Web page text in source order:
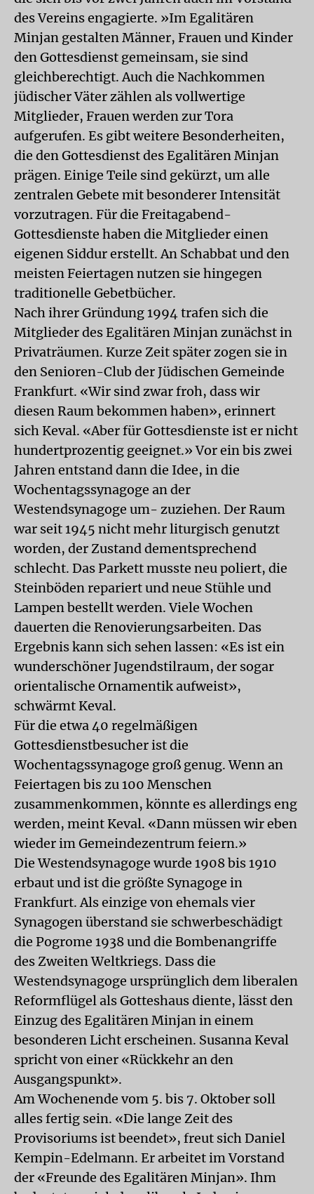
des Vereins engagierte. »Im Egalitären
Minjan gestalten Männer, Frauen und Kinder
den Gottesdienst gemeinsam, sie sind
gleichberechtigt. Auch die Nachkommen
jüdischer Väter zählen als vollwertige
Mitglieder, Frauen werden zur Tora
aufgerufen. Es gibt weitere Besonderheiten,
die den Gottesdienst des Egalitären Minjan
prägen. Einige Teile sind gekürzt, um alle
zentralen Gebete mit besonderer Intensität
vorzutragen. Für die Freitagabend-
Gottesdienste haben die Mitglieder einen
eigenen Siddur erstellt. An Schabbat und den
meisten Feiertagen nutzen sie hingegen
traditionelle Gebetbücher.
Nach ihrer Gründung 1994 trafen sich die
Mitglieder des Egalitären Minjan zunächst in
Privaträumen. Kurze Zeit später zogen sie in
den Senioren-Club der Jüdischen Gemeinde
Frankfurt. «Wir sind zwar froh, dass wir
diesen Raum bekommen haben», erinnert
sich Keval. «Aber für Gottesdienste ist er nicht
hundertprozentig geeignet.» Vor ein bis zwei
Jahren entstand dann die Idee, in die
Wochentagssynagoge an der
Westendsynagoge um- zuziehen. Der Raum
war seit 1945 nicht mehr liturgisch genutzt
worden, der Zustand dementsprechend
schlecht. Das Parkett musste neu poliert, die
Steinböden repariert und neue Stühle und
Lampen bestellt werden. Viele Wochen
dauerten die Renovierungsarbeiten. Das
Ergebnis kann sich sehen lassen: «Es ist ein
wunderschöner Jugendstilraum, der sogar
orientalische Ornamentik aufweist»,
schwärmt Keval.
Für die etwa 40 regelmäßigen
Gottesdienstbesucher ist die
Wochentagssynagoge groß genug. Wenn an
Feiertagen bis zu 100 Menschen
zusammenkommen, könnte es allerdings eng
werden, meint Keval. «Dann müssen wir eben
wieder im Gemeindezentrum feiern.»
Die Westendsynagoge wurde 1908 bis 1910
erbaut und ist die größte Synagoge in
Frankfurt. Als einzige von ehemals vier
Synagogen überstand sie schwerbeschädigt
die Pogrome 1938 und die Bombenangriffe
des Zweiten Weltkriegs. Dass die
Westendsynagoge ursprünglich dem liberalen
Reformflügel als Gotteshaus diente, lässt den
Einzug des Egalitären Minjan in einem
besonderen Licht erscheinen. Susanna Keval
spricht von einer «Rückkehr an den
Ausgangspunkt».
Am Wochenende vom 5. bis 7. Oktober soll
alles fertig sein. «Die lange Zeit des
Provisoriums ist beendet», freut sich Daniel
Kempin-Edelmann. Er arbeitet im Vorstand
der «Freunde des Egalitären Minjan». Ihm